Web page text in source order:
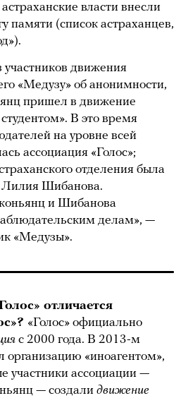
власти внесли
памяти (список астраханцев,
участников движения
«Медузу» об анонимности,
пришел в движение
В это время
на уровне всей
ассоциация «Голос»;
отделения была
Лилия Шибанова.
и Шибанова
делам», —
«Медузы».
отличается
«Голос» официально
с 2000 года. В 2013-м
«иноагентом»,
участники ассоциации —
— создали движение